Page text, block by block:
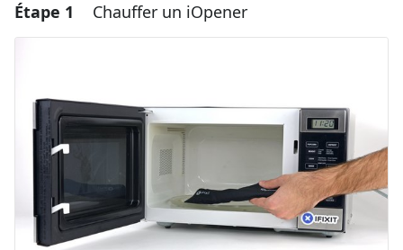
Étape 1 Chauffer un iOpener